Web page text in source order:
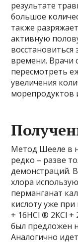
результате
большое
также
активную
времени. Врачи
пересмотреть
увеличения
морепродуктов
Метод Шееле в
редко – разве
демонстраций.
хлора
перманганат
кислоту уже
+ 16HCl ® 2KCl +
был предложен
Аналогично